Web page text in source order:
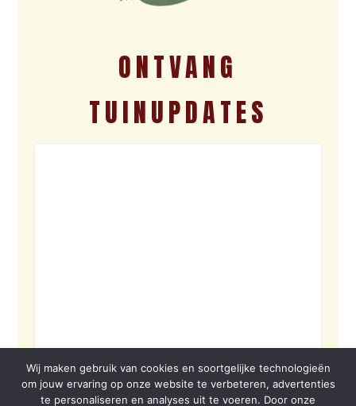
ONTVANG
TUINUPDATES
Wij maken gebruik van cookies en soortgelijke technologieën
om jouw ervaring op onze website te verbeteren, advertenties
te personaliseren en analyses uit te voeren. Door onze